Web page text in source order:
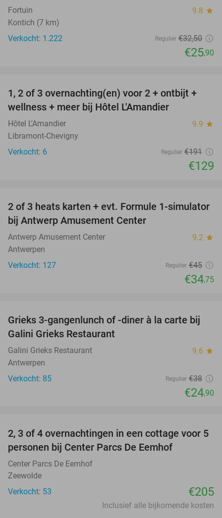
Fortuin 9.8 star
Kontich (7 km)
Verkocht: 1.222
Regulier €32,50
€25,90
32%
TODAY
1, 2 of 3 overnachting(en) voor 2 + ontbijt +
wellness + meer bij Hôtel L'Amandier
Hôtel L'Amandier 9.9 star
Libramont-Chevigny
Verkocht: 6
Regulier €191
€129
23%
2 of 3 heats karten + evt. Formule 1-simulator
bij Antwerp Amusement Center
Antwerp Amusement Center 9.2 star
Antwerpen
Verkocht: 127
Regulier €45
€34,75
34%
Grieks 3-gangenlunch of -diner à la carte bij
Galini Grieks Restaurant
Galini Grieks Restaurant 9.6 star
Antwerpen
Verkocht: 85
Regulier €38
€24,90
2, 3 of 4 overnachtingen in een cottage voor 5
personen bij Center Parcs De Eemhof
Center Parcs De Eemhof
Zeewolde
Verkocht: 53
€205
Inclusief alle bijkomende kosten